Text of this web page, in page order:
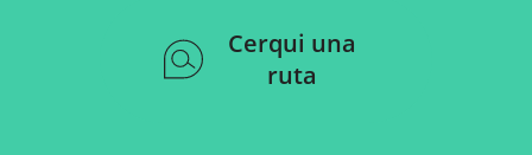
Cerqui una
ruta